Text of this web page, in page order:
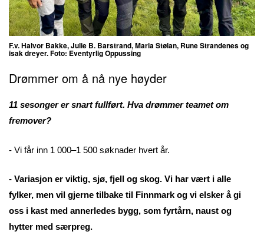
F.v. Halvor Bakke, Julie B. Barstrand, Maria Stølan, Rune Strandenes og
isak dreyer. Foto: Eventyrlig Oppussing
Drømmer om å nå nye høyder
11 sesonger er snart fullført. Hva drømmer teamet om
fremover?
- Vi får inn 1 000–1 500 søknader hvert år.
- Variasjon er viktig, sjø, fjell og skog. Vi har vært i alle
fylker, men vil gjerne tilbake til Finnmark og vi elsker å gi
oss i kast med annerledes bygg, som fyrtårn, naust og
hytter med særpreg.